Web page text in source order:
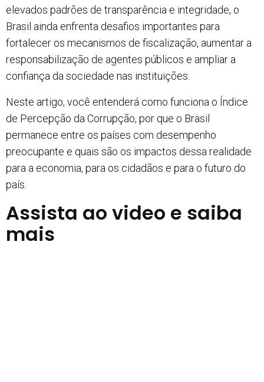
elevados padrões de transparência e integridade, o
Brasil ainda enfrenta desafios importantes para
fortalecer os mecanismos de fiscalização, aumentar a
responsabilização de agentes públicos e ampliar a
confiança da sociedade nas instituições.
Neste artigo, você entenderá como funciona o Índice
de Percepção da Corrupção, por que o Brasil
permanece entre os países com desempenho
preocupante e quais são os impactos dessa realidade
para a economia, para os cidadãos e para o futuro do
país.
Assista ao video e saiba
mais